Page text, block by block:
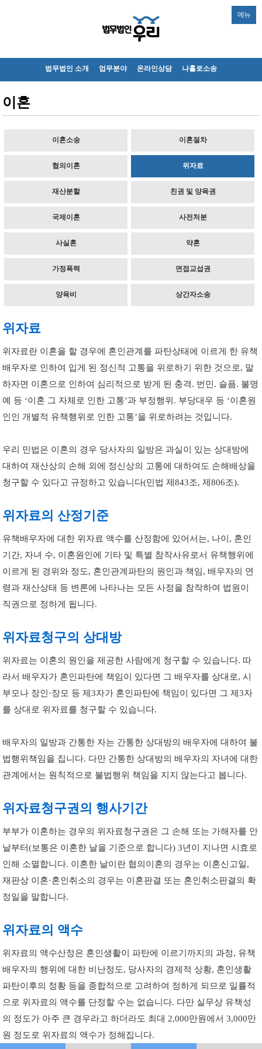
메뉴
법무법인 소개 업무분야 온라인상담 나홀로소송
이혼
이혼소송 이혼절차
협의이혼 위자료
재산분할 친권 및 양육권
국제이혼 사전처분
사실혼 약혼
가정폭력 면접교섭권
양육비 상간자소송
위자료
위자료란 이혼을 할 경우에 혼인관계를 파탄상태에 이르게 한 유책
배우자로 인하여 입게 된 정신적 고통을 위로하기 위한 것으로, 말
하자면 이혼으로 인하여 심리적으로 받게 된 충격. 번민. 슬픔. 불명
예 등 ‘이혼 그 자체로 인한 고통’과 부정행위. 부당대우 등 ‘이혼원
인인 개별적 유책행위로 인한 고통’을 위로하려는 것입니다.
우리 민법은 이혼의 경우 당사자의 일방은 과실이 있는 상대방에
대하여 재산상의 손해 외에 정신상의 고통에 대하여도 손해배상을
청구할 수 있다고 규정하고 있습니다(민법 제843조, 제806조).
위자료의 산정기준
유책배우자에 대한 위자료 액수를 산정함에 있어서는, 나이, 혼인
기간, 자녀 수, 이혼원인에 기타 및 특별 참작사유로서 유책행위에
이르게 된 경위와 정도, 혼인관계파탄의 원인과 책임, 배우자의 연
령과 재산상태 등 변론에 나타나는 모든 사정을 참작하여 법원이
직권으로 정하게 됩니다.
위자료청구의 상대방
위자료는 이혼의 원인을 제공한 사람에게 청구할 수 있습니다. 따
라서 배우자가 혼인파탄에 책임이 있다면 그 배우자를 상대로, 시
부모나 장인·장모 등 제3자가 혼인파탄에 책임이 있다면 그 제3자
를 상대로 위자료를 청구할 수 있습니다.
배우자의 일방과 간통한 자는 간통한 상대방의 배우자에 대하여 불
법행위책임을 집니다. 다만 간통한 상대방의 배우자의 자녀에 대한
관계에서는 원칙적으로 불법행위 책임을 지지 않는다고 봅니다.
위자료청구권의 행사기간
부부가 이혼하는 경우의 위자료청구권은 그 손해 또는 가해자를 안
날부터(보통은 이혼한 날을 기준으로 합니다) 3년이 지나면 시효로
인해 소멸합니다. 이혼한 날이란 협의이혼의 경우는 이혼신고일,
재판상 이혼·혼인취소의 경우는 이혼판결 또는 혼인취소판결의 확
정일을 말합니다.
위자료의 액수
위자료의 액수산정은 혼인생활이 파탄에 이르기까지의 과정, 유책
배우자의 행위에 대한 비난정도, 당사자의 경제적 상황, 혼인생활
파탄이후의 정황 등을 종합적으로 고려하여 정하게 되므로 일률적
으로 위자료의 액수를 단정할 수는 없습니다. 다만 실무상 유책성
의 정도가 아주 큰 경우라고 하더라도 최대 2,000만원에서 3,000만
원 정도로 위자료의 액수가 정해집니다.